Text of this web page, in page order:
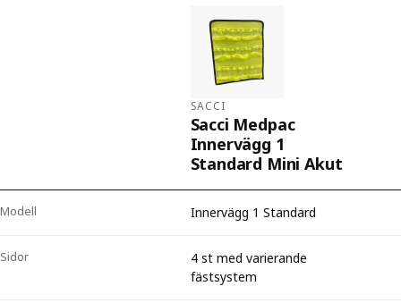
SACCI
Sacci Medpac
Innervägg 1
Standard Mini Akut
Modell Innervägg 1 Standard
Sidor
4 st med varierande
fästsystem